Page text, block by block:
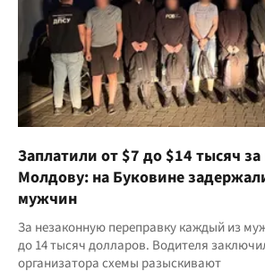
Заплатили от $7 до $14 тысяч
Молдову: на Буковине
мужчин
За незаконную переправку каждый из
до 14 тысяч долларов. Водителя
организатора схемы разыскивают